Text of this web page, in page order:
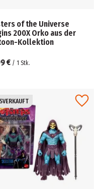
of the Universe
200X Orko aus der
Kollektion
€ / 1 Stk.